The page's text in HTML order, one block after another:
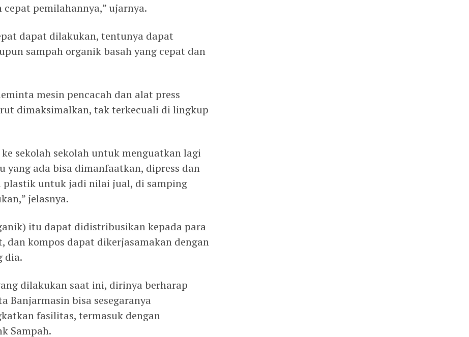
pemilahannya,” ujarnya.
dapat dilakukan, tentunya dapat
sampah organik basah yang cepat dan
mesin pencacah dan alat press
dimaksimalkan, tak terkecuali di lingkup
sekolah sekolah untuk menguatkan lagi
yang ada bisa dimanfaatkan, dipress dan
plastik untuk jadi nilai jual, di samping
jelasnya.
itu dapat didistribusikan kepada para
dan kompos dapat dikerjasamakan dengan
dia.
dilakukan saat ini, dirinya berharap
Banjarmasin bisa sesegaranya
fasilitas, termasuk dengan
Sampah.